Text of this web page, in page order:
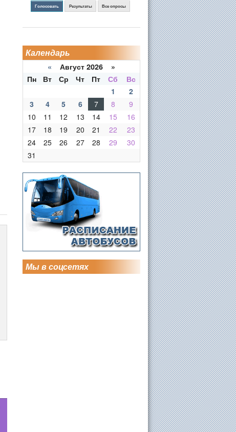
Голосовать Результаты Все опросы
Календарь
« Август 2026 »
Пн
Вт Ср Чт Пт Сб
Вс
1
2
3
4 5 6 7 8
9
10
11 12 13 14 15
16
17
18 19 20 21 22
23
24
25 26 27 28 29
30
31
Мы в соцсетях